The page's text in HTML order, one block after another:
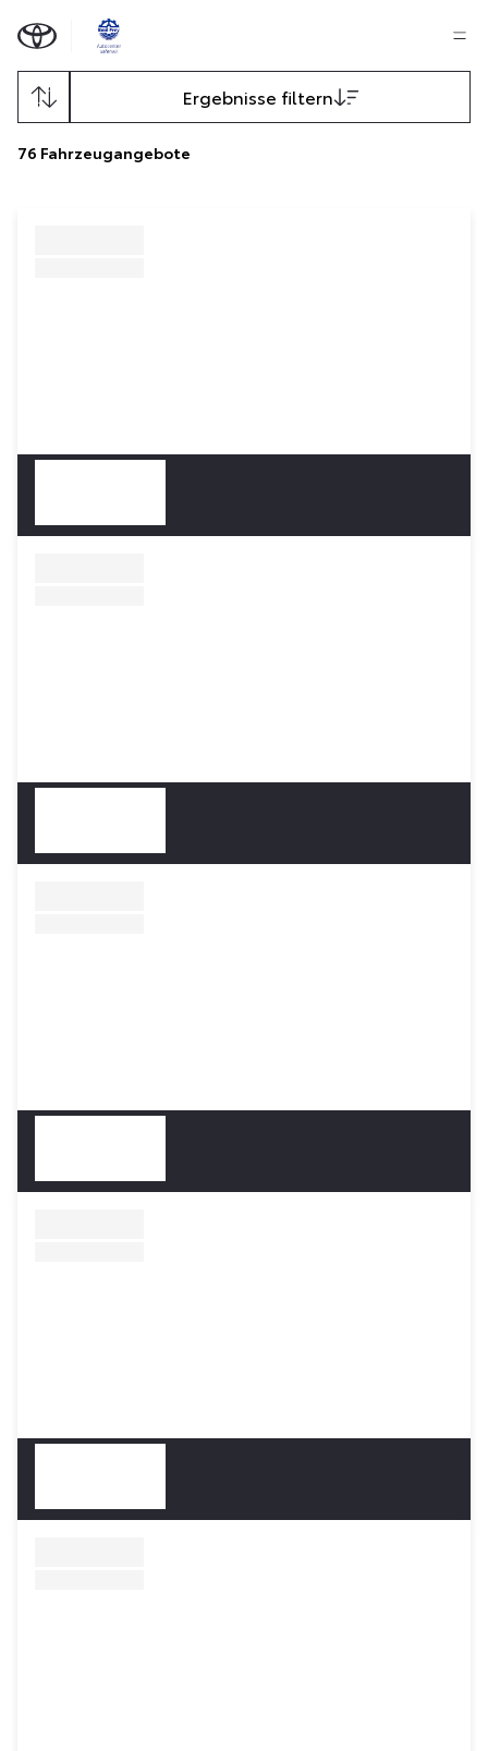
Ergebnisse filtern
76 Fahrzeugangebote